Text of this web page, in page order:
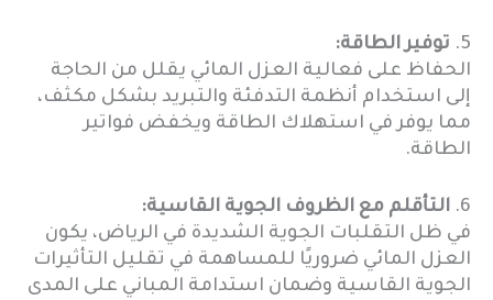
5. توفير الطاقة:
الحفاظ على فعالية العزل المائي يقلل من الحاجة
إلى استخدام أنظمة التدفئة والتبريد بشكل مكثف،
مما يوفر في استهلاك الطاقة ويخفض فواتير
الطاقة.
6. التأقلم مع الظروف الجوية القاسية:
في ظل التقلبات الجوية الشديدة في الرياض، يكون
العزل المائي ضروريًا للمساهمة في تقليل التأثيرات
الجوية القاسية وضمان استدامة المباني على المدى